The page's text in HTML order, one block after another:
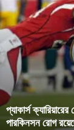
প্যাকার্স
পারকিনসন রোগ